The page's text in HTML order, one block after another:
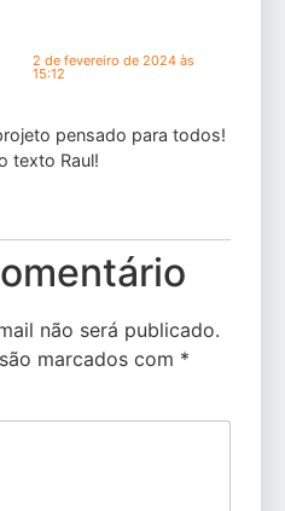
2 de fevereiro de 2024 às
15:12
pensado para todos!
texto Raul!
não será publicado.
marcados com *